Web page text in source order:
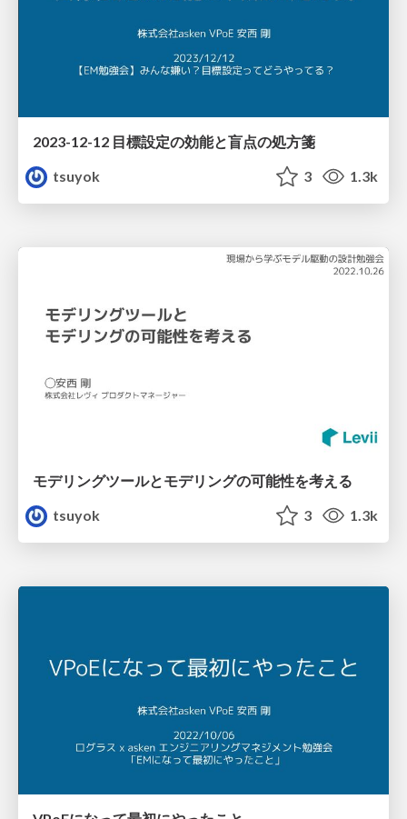
2023-12-12 目標設定の効能と盲点の処方箋
tsuyok
3 1.3k
モデリングツールとモデリングの可能性を考える
tsuyok
3 1.3k